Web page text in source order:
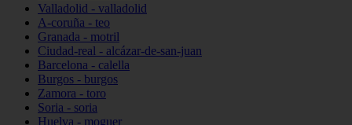
Valladolid - valladolid
A-coruña - teo
Granada - motril
Ciudad-real - alcázar-de-san-juan
Barcelona - calella
Burgos - burgos
Zamora - toro
Soria - soria
Huelva - moguer